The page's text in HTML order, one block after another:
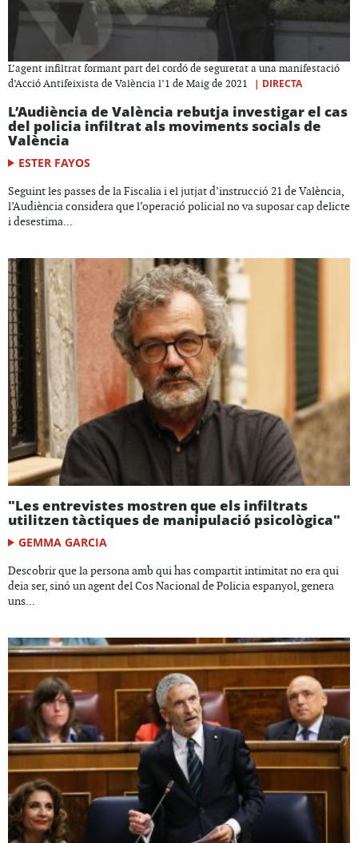
L’agent infiltrat formant part del cordó de seguretat a una manifestació
d’Acció Antifeixista de València l’1 de Maig de 2021
| DIRECTA
L’Audiència de València rebutja investigar el cas
del policia infiltrat als moviments socials de
València
ESTER FAYOS
Seguint les passes de la Fiscalia i el jutjat d’instrucció 21 de València,
l’Audiència considera que l’operació policial no va suposar cap delicte
i desestima...
"Les entrevistes mostren que els infiltrats
utilitzen tàctiques de manipulació psicològica"
GEMMA GARCIA
Descobrir que la persona amb qui has compartit intimitat no era qui
deia ser, sinó un agent del Cos Nacional de Policia espanyol, genera
uns...